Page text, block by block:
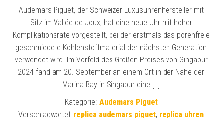
Audemars Piguet, der Schweizer Luxusuhrenhersteller mit
Sitz im Vallée de Joux, hat eine neue Uhr mit hoher
Komplikationsrate vorgestellt, bei der erstmals das porenfreie
geschmiedete Kohlenstoffmaterial der nächsten Generation
verwendet wird. Im Vorfeld des Großen Preises von Singapur
2024 fand am 20. September an einem Ort in der Nähe der
Marina Bay in Singapur eine […]
Kategorie: Audemars Piguet
Verschlagwortet replica audemars piguet, replica uhren